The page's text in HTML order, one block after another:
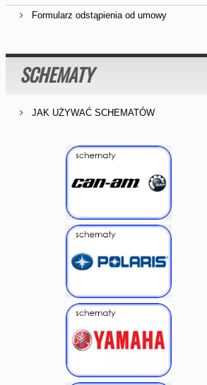
Formularz odstąpienia od umowy
SCHEMATY
JAK UŻYWAĆ SCHEMATÓW